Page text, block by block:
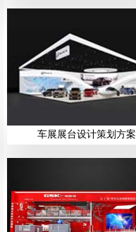
车展展台设计策划方案